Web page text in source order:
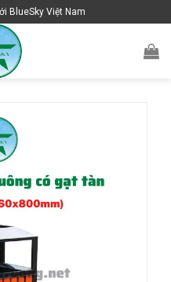
BlueSky Việt Nam